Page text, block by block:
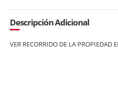
Descripción Adicional
VER RECORRIDO DE LA PROPIEDAD